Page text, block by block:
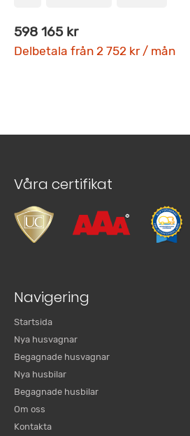
598 165 kr
Delbetala från 2 752 kr / mån
Våra certifikat
Navigering
Startsida
Nya husvagnar
Begagnade husvagnar
Nya husbilar
Begagnade husbilar
Om oss
Kontakta